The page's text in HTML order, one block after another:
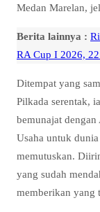
Medan Marelan,
Berita lainnya :
RA Cup I 2026,
Ditempat yang
Pilkada serentak,
bemunajat
Usaha untuk
memutuskan.
yang sudah
memberikan yang